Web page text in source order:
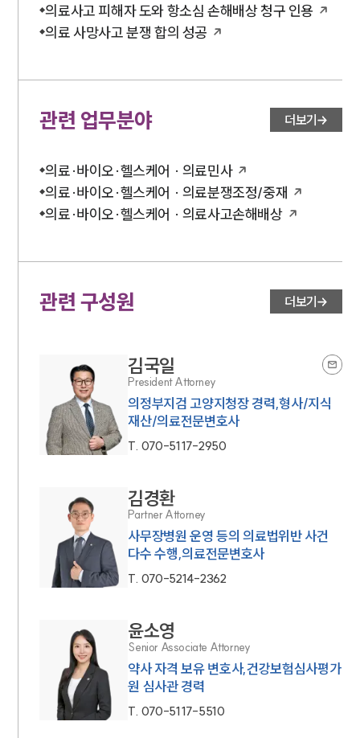
의료사고 피해자 도와 항소심 손해배상 청구 인용
의료 사망사고 분쟁 합의 성공
관련 업무분야 더보기
의료·바이오·헬스케어 · 의료민사
의료·바이오·헬스케어 · 의료분쟁조정/중재
의료·바이오·헬스케어 · 의료사고손해배상
관련 구성원 더보기
김국일
President Attorney
의정부지검 고양지청장 경력,형사/지식
재산/의료전문변호사
T. 070-5117-2950
김경환
Partner Attorney
사무장병원 운영 등의 의료법위반 사건
다수 수행,의료전문변호사
T. 070-5214-2362
윤소영
Senior Associate Attorney
약사 자격 보유 변호사,건강보험심사평가
원 심사관 경력
T. 070-5117-5510